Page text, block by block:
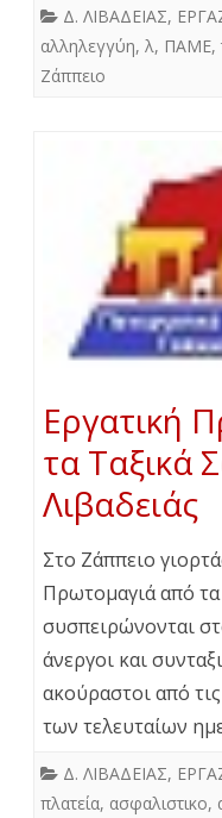
Δ. ΛΙΒΑΔΕΙΑΣ,
αλληλεγγύη, λ, ΠΑΜΕ,
Ζάππειο
Εργατική
τα Ταξικά
Λιβαδειάς
Στο Ζάππειο
Πρωτομαγιά από
συσπειρώνονται
άνεργοι και
ακούραστοι από
των τελευταίων
Δ. ΛΙΒΑΔΕΙΑΣ,
πλατεία, ασφαλιστικο,